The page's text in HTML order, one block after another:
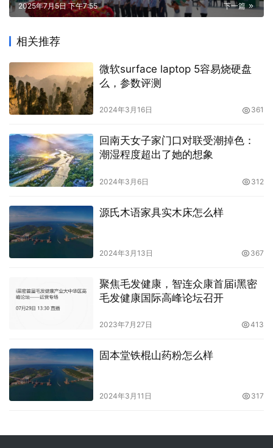
下一篇
2025年7月5日 下午7:55
相关推荐
微软surface laptop 5容易烧硬盘
么，参数评测
2024年3月16日 361
回南天女子家门口对联受潮掉色：
潮湿程度超出了她的想象
2024年3月6日 312
源氏木语家具实木床怎么样
2024年3月13日 367
聚焦毛发健康，智连众康首届i黑密
毛发健康国际高峰论坛召开
2023年7月27日 413
固本堂铁棍山药粉怎么样
2024年3月11日 317